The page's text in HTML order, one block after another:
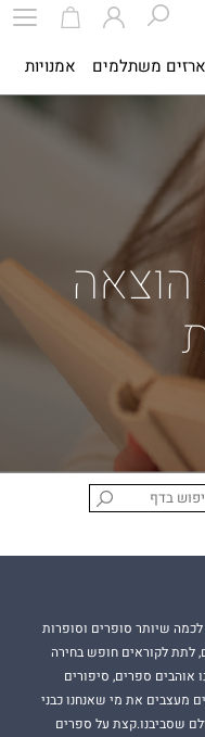
משתלמים אמנויות
הוצאה
שיותר סופרים וסופרות
לתת לקוראים חופש בחירה
אוהבים ספרים, סיפורים
מעצבים את מי שאנחנו כבני
שסביבנו.קצת על ספרים